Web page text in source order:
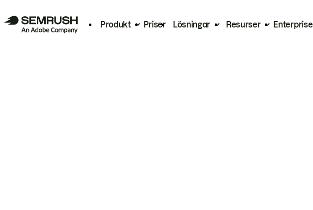
Produkt Priser Lösningar Resurser Enterprise